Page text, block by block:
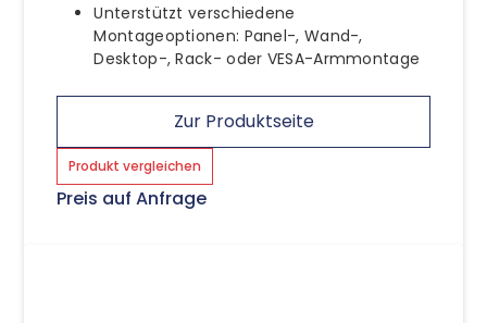
Unterstützt verschiedene
Montageoptionen: Panel-, Wand-,
Desktop-, Rack- oder VESA-Armmontage
Zur Produktseite
Produkt vergleichen
Preis auf Anfrage